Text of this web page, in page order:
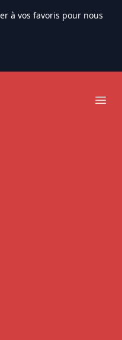
à vos favoris pour nous